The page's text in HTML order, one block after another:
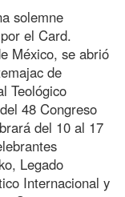
solemne
el Card.
México, se abrió
de
Teológico
48 Congreso
del 10 al 17
Legado
Internacional y